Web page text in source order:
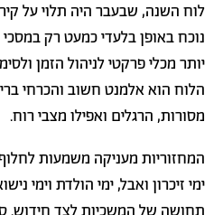
לוח השנה, שבעבר היה תלוי על
נוכח באופן בלעדי כמעט רק
יותר מכלי פרקטי לניהול הזמן
הלוח הוא אלמנט חשוב והכרחי
מסורות, הרגלים ואפילו מצבי רוח.
המחזוריות מעניקה משמעות
ימי זיכרון ואבל, ימי הולדת וימי